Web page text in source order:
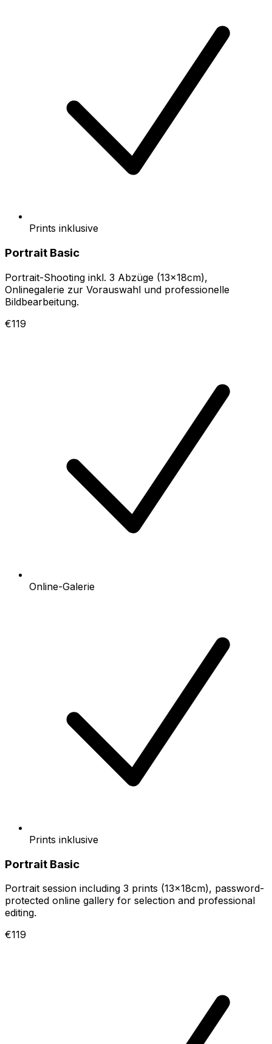
Prints inklusive
Portrait Basic
Portrait-Shooting inkl. 3 Abzüge (13x18cm),
Onlinegalerie zur Vorauswahl und professionelle
Bildbearbeitung.
€119
Online-Galerie
Prints inklusive
Portrait Basic
Portrait session including 3 prints (13x18cm), password-
protected online gallery for selection and professional
editing.
€119